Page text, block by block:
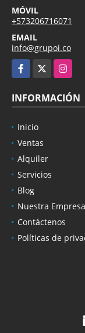
MÓVIL
+573206716071
EMAIL
info@grupoi.co
Facebook
INFORMACIÓN
Inicio
Ventas
Alquiler
Servicios
Blog
Nuestra Empresa
Contáctenos
Políticas de